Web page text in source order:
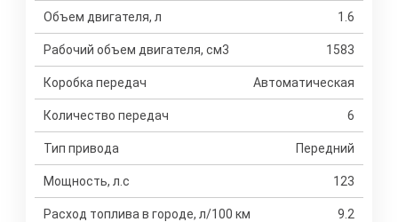
Объем двигателя, л 1.6
Рабочий объем двигателя, см3 1583
Коробка передач Автоматическая
Количество передач 6
Тип привода Передний
Мощность, л.с 123
Расход топлива в городе, л/100 км 9.2